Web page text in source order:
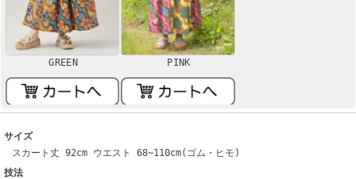
GREEN PINK
サイズ
スカート丈 92cm ウエスト 68~110cm(ゴム・ヒモ)
技法